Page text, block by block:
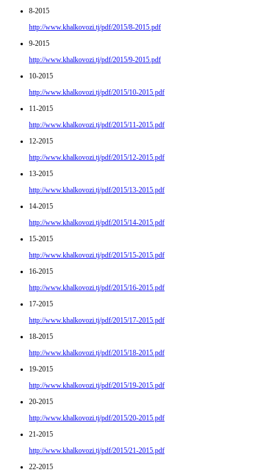
8-2015
http://www.khalkovozi.tj/pdf/2015/8-2015.pdf
9-2015
http://www.khalkovozi.tj/pdf/2015/9-2015.pdf
10-2015
http://www.khalkovozi.tj/pdf/2015/10-2015.pdf
11-2015
http://www.khalkovozi.tj/pdf/2015/11-2015.pdf
12-2015
http://www.khalkovozi.tj/pdf/2015/12-2015.pdf
13-2015
http://www.khalkovozi.tj/pdf/2015/13-2015.pdf
14-2015
http://www.khalkovozi.tj/pdf/2015/14-2015.pdf
15-2015
http://www.khalkovozi.tj/pdf/2015/15-2015.pdf
16-2015
http://www.khalkovozi.tj/pdf/2015/16-2015.pdf
17-2015
http://www.khalkovozi.tj/pdf/2015/17-2015.pdf
18-2015
http://www.khalkovozi.tj/pdf/2015/18-2015.pdf
19-2015
http://www.khalkovozi.tj/pdf/2015/19-2015.pdf
20-2015
http://www.khalkovozi.tj/pdf/2015/20-2015.pdf
21-2015
http://www.khalkovozi.tj/pdf/2015/21-2015.pdf
22-2015